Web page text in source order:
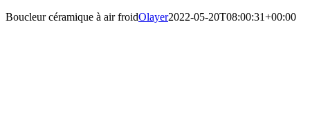
Boucleur céramique à air froidOlayer2022-05-20T08:00:31+00:00